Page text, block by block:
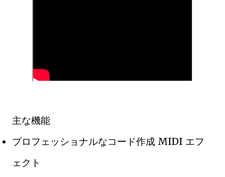
主な機能
プロフェッショナルなコード作成 MIDI エフ
ェクト